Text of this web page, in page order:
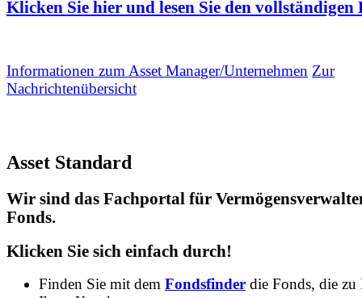
Klicken Sie hier und lesen Sie den vollständigen
Informationen zum Asset Manager/Unternehmen Zur
Nachrichtenübersicht
Asset Standard
Wir sind das Fachportal für
Fonds.
Klicken Sie sich einfach durch!
Finden Sie mit dem Fondsfinder die Fonds, die zu